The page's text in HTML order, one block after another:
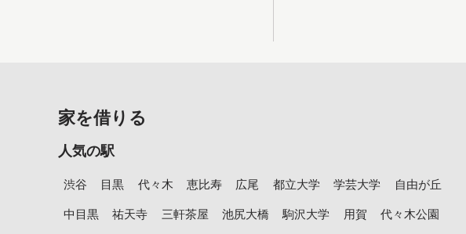
家を借りる
人気の駅
渋谷 目黒 代々木 恵比寿 広尾 都立大学 学芸大学
自由が丘
中目黒
祐天寺 三軒茶屋 池尻大橋 駒沢大学 用賀
代々木公園